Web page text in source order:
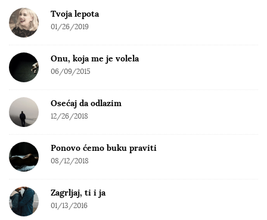
c
h
r
Tvoja lepota
01/26/2019
Onu, koja me je volela
06/09/2015
Osećaj da odlazim
12/26/2018
Ponovo ćemo buku praviti
08/12/2018
Zagrljaj, ti i ja
01/13/2016